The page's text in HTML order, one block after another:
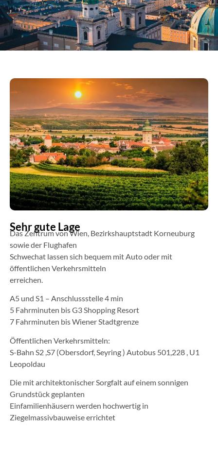
Sehr gute Lage
Das Zentrum von Wien, Bezirkshauptstadt Korneuburg
sowie der Flughafen
Schwechat lassen sich bequem mit Auto oder mit
öffentlichen Verkehrsmitteln
erreichen.
A5 und S1 – Anschlussstelle 4 min
5 Fahrminuten bis G3 Shopping Resort
7 Fahrminuten bis Wiener Stadtgrenze
Öffentlichen Verkehrsmitteln:
S-Bahn S2 ,S7 (Obersdorf, Seyring ) Autobus 501,228 , U1
Leopoldau
Die mit architektonischer Sorgfalt auf einem sonnigen
Grundstück geplanten
Einfamilienhäusern werden hochwertig in
Ziegelmassivbauweise errichtet